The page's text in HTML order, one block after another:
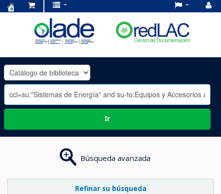
OLADE
-
Ir
Búsqueda avanzada
Refinar su búsqueda